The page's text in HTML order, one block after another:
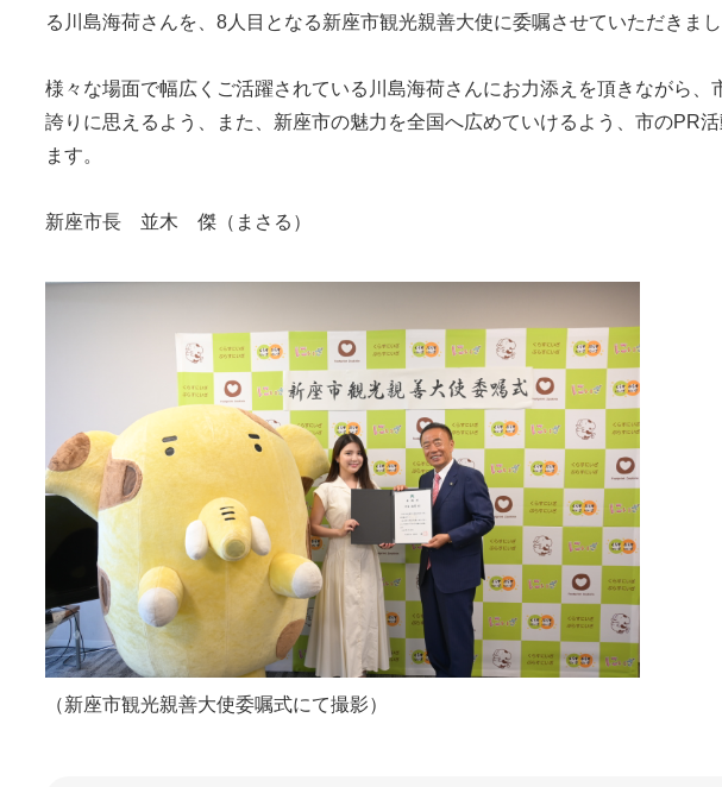
る川島海荷さんを、8人目となる新座市観光親善大使に委嘱させていただきまし
様々な場面で幅広くご活躍されている川島海荷さんにお力添えを頂きながら、
誇りに思えるよう、また、新座市の魅力を全国へ広めていけるよう、市のPR
ます。
新座市長 並木 傑（まさる）
​（新座市観光親善大使委嘱式にて撮影）